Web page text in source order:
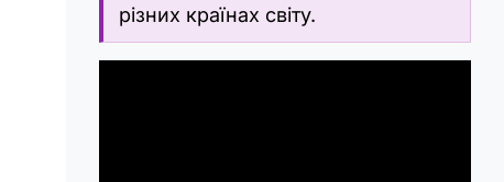
різних країнах світу.